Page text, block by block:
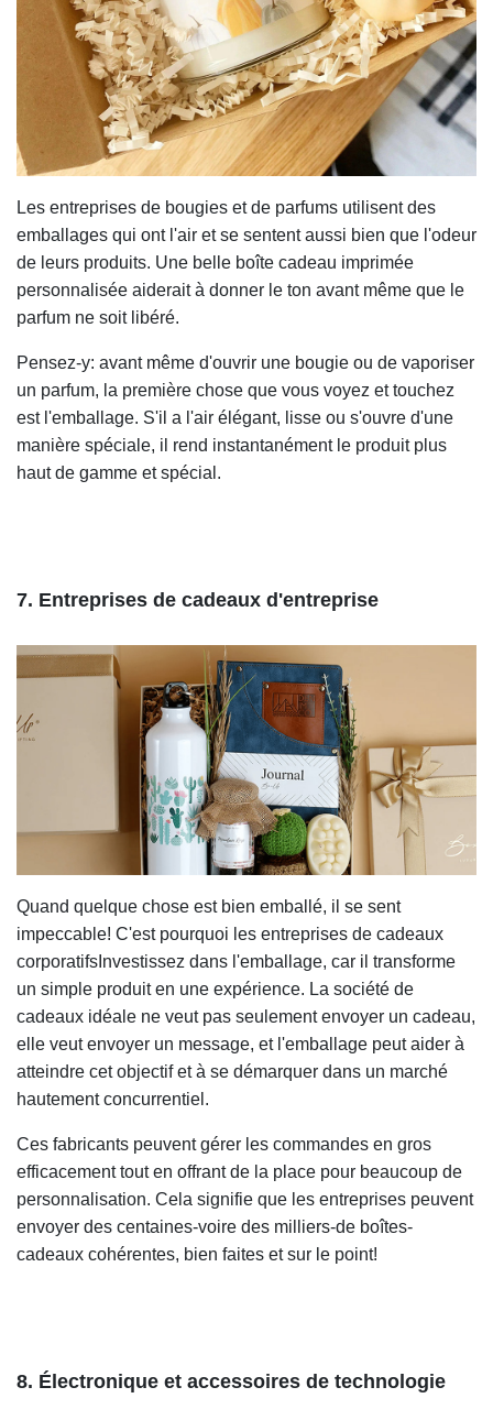
Les entreprises de bougies et de parfums utilisent des
emballages qui ont l'air et se sentent aussi bien que l'odeur
de leurs produits. Une belle boîte cadeau imprimée
personnalisée aiderait à donner le ton avant même que le
parfum ne soit libéré.
Pensez-y: avant même d'ouvrir une bougie ou de vaporiser
un parfum, la première chose que vous voyez et touchez
est l'emballage. S'il a l'air élégant, lisse ou s'ouvre d'une
manière spéciale, il rend instantanément le produit plus
haut de gamme et spécial.
7. Entreprises de cadeaux d'entreprise
Quand quelque chose est bien emballé, il se sent
impeccable! C'est pourquoi les entreprises de cadeaux
corporatifs Investissez dans l'emballage, car il transforme
un simple produit en une expérience. La société de
cadeaux idéale ne veut pas seulement envoyer un cadeau,
elle veut envoyer un message, et l'emballage peut aider à
atteindre cet objectif et à se démarquer dans un marché
hautement concurrentiel.
Ces fabricants peuvent gérer les commandes en gros
efficacement tout en offrant de la place pour beaucoup de
personnalisation. Cela signifie que les entreprises peuvent
envoyer des centaines-voire des milliers-de boîtes-
cadeaux cohérentes, bien faites et sur le point!
8. Électronique et accessoires de technologie